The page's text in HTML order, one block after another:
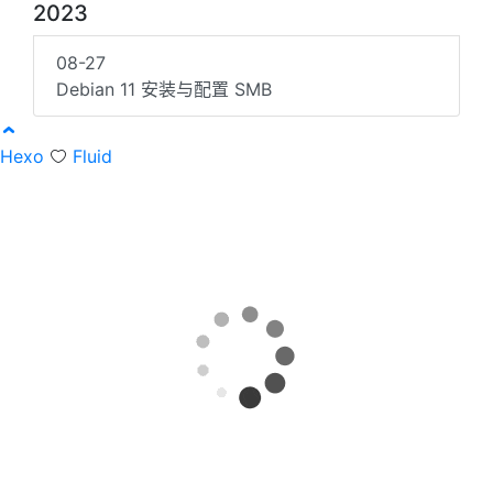
2023
08-27
Debian 11 安装与配置 SMB
Hexo Fluid